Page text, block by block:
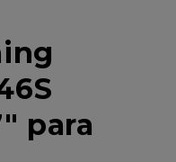
para